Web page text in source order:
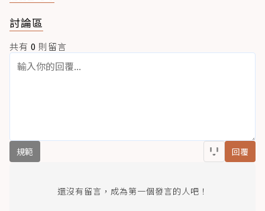
討論區
共有 0 則留言
規範 回覆
還沒有留言，成為第一個發言的人吧！